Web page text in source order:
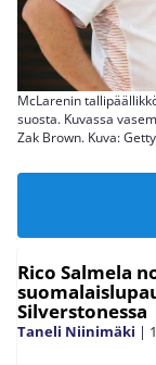
McLarenin
suosta. Kuvassa
Zak Brown. Kuva:
Rico Salmela
Silverstonessa
Taneli Niinimäki |